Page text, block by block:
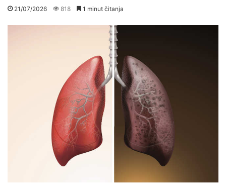
21/07/2026 818 1 minut čitanja